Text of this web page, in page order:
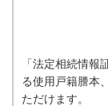
「法定相続情
る使用戸籍謄本
ただけます。